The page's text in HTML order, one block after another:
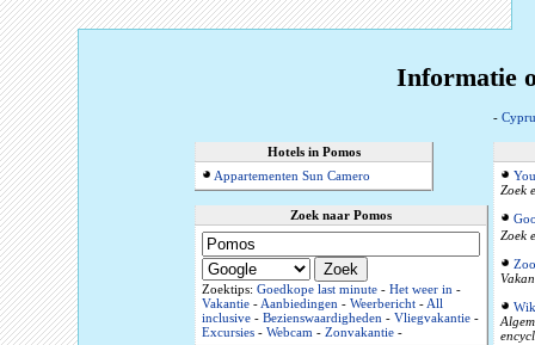
Informatie
-
Hotels in Pomos
Appartementen Sun Camero
Zoek naar Pomos
Zoektips: Goedkope last minute - Het weer in -
Vakantie -Aanbiedingen - Weerbericht -All
inclusive - Bezienswaardigheden - Vliegvakantie -
Excursies - Webcam - Zonvakantie -
Zoek
Zoek